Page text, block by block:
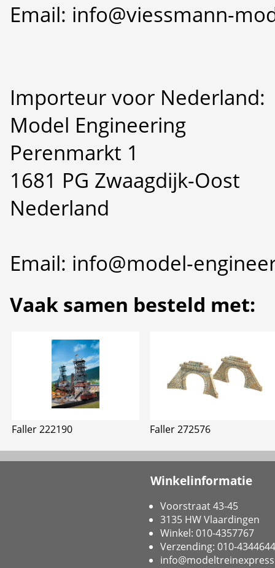
Email: info@viessmann-
Importeur voor Nederland:
Model Engineering
Perenmarkt 1
1681 PG Zwaagdijk-Oost
Nederland
Email: info@model-
Vaak samen besteld met:
Faller 222190 Faller 272576
Winkelinformatie
Voorstraat 43-45
3135 HW Vlaardingen
Winkel: 010-4357767
Verzending: 010-4344644